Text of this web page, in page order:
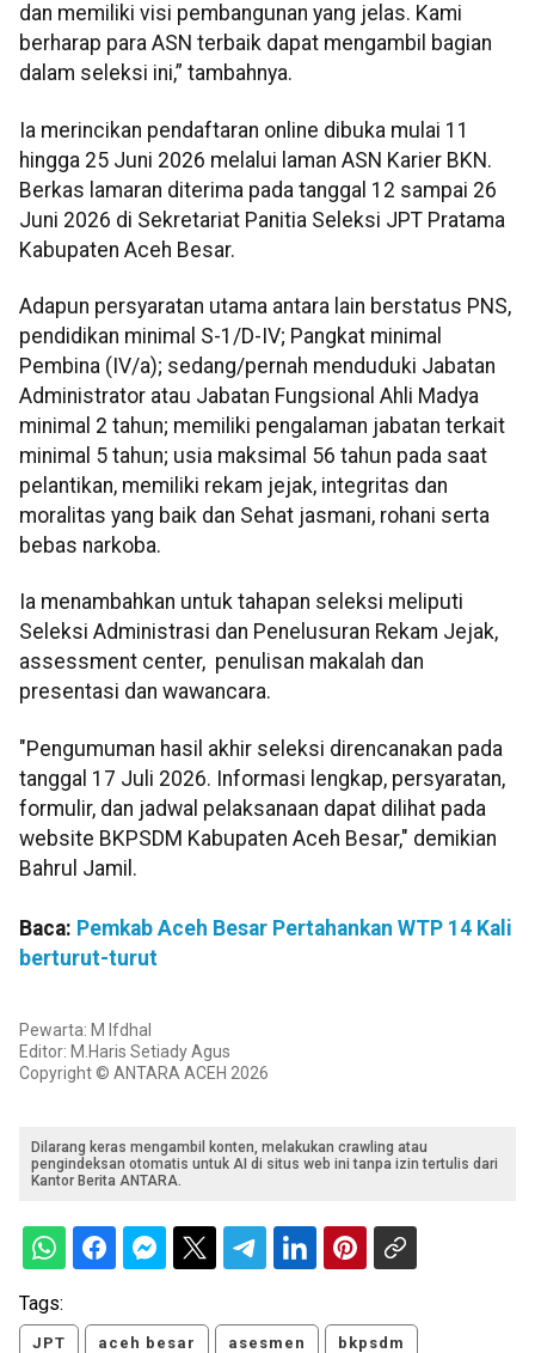
dan memiliki visi pembangunan yang jelas. Kami
berharap para ASN terbaik dapat mengambil bagian
dalam seleksi ini,” tambahnya.
Ia merincikan pendaftaran online dibuka mulai 11
hingga 25 Juni 2026 melalui laman ASN Karier BKN.
Berkas lamaran diterima pada tanggal 12 sampai 26
Juni 2026 di Sekretariat Panitia Seleksi JPT Pratama
Kabupaten Aceh Besar.
Adapun persyaratan utama antara lain berstatus PNS,
pendidikan minimal S-1/D-IV; Pangkat minimal
Pembina (IV/a); sedang/pernah menduduki Jabatan
Administrator atau Jabatan Fungsional Ahli Madya
minimal 2 tahun; memiliki pengalaman jabatan terkait
minimal 5 tahun; usia maksimal 56 tahun pada saat
pelantikan, memiliki rekam jejak, integritas dan
moralitas yang baik dan Sehat jasmani, rohani serta
bebas narkoba.
Ia menambahkan untuk tahapan seleksi meliputi
Seleksi Administrasi dan Penelusuran Rekam Jejak,
assessment center, penulisan makalah dan
presentasi dan wawancara.
"Pengumuman hasil akhir seleksi direncanakan pada
tanggal 17 Juli 2026. Informasi lengkap, persyaratan,
formulir, dan jadwal pelaksanaan dapat dilihat pada
website BKPSDM Kabupaten Aceh Besar," demikian
Bahrul Jamil.
Baca: Pemkab Aceh Besar Pertahankan WTP 14 Kali
berturut-turut
Pewarta: M Ifdhal
Editor: M.Haris Setiady Agus
Copyright © ANTARA ACEH 2026
Dilarang keras mengambil konten, melakukan crawling atau
pengindeksan otomatis untuk AI di situs web ini tanpa izin tertulis dari
Kantor Berita ANTARA.
Tags:
JPT aceh besar asesmen bkpsdm